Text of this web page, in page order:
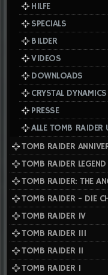
HILFE
SPECIALS
BILDER
VIDEOS
DOWNLOADS
CRYSTAL
PRESSE
ALLE TOMB RAIDER
TOMB RAIDER
TOMB RAIDER LEGEND
TOMB RAIDER: THE
TOMB RAIDER - DIE
TOMB RAIDER IV
TOMB RAIDER III
TOMB RAIDER II
TOMB RAIDER I